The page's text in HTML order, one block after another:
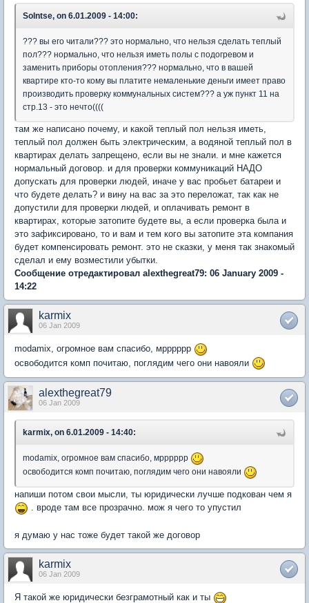
Solntse, on 6.01.2009 - 14:00:
??? вы его читали??? это нормально, что нельзя сделать теплый
пол??? нормально, что нельзя иметь полы с подогревом и
заменить приборы отопления??? нормально, что в вашей
квартире кто-то кому вы платите немаленькие деньги имеет право
производить проверку коммунальных систем??? а уж пункт 11 на
стр.13 - это нечто((((
там же написано почему, и какой теплый пол нельзя иметь,
теплый пол должен быть электрическим, а водяной теплый пол в
квартирах делать запрещено, если вы не знали. и мне кажется
нормальный договор. и для проверки коммуникаций НАДО
допускать для проверки людей, иначе у вас пробьет батареи и
что будете делать? и вину на вас за это переложат, так как не
допустили для проверки людей, и оплачивать ремонт в
квартирах, которые затопите будете вы, а если проверка была и
это зафиксировано, то и вам и тем кого вы затопите эта компания
будет компенсировать ремонт. это не сказки, у меня так знакомый
сделал и ему возместили убытки.
Сообщение отредактировал alexthegreat79: 06 January 2009 -
14:22
karmix
06 Jan 2009
modamix, огромное вам спасибо, мрррррр
освободится комп почитаю, поглядим чего они навояли
alexthegreat79
06 Jan 2009
karmix, on 6.01.2009 - 14:40:
modamix, огромное вам спасибо, мрррррр
освободится комп почитаю, поглядим чего они навояли
напиши потом свои мысли, ты юридически лучше подкован чем я
. вроде там все прозрачно. мож я чего то упустил
я думаю у нас тоже будет такой же договор
karmix
06 Jan 2009
Я такой же юридически безграмотный как и ты